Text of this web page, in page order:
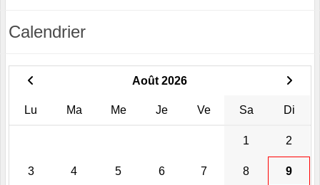
Calendrier
Août 2026
Lu Ma Me Je Ve Sa Di
1 2
3 4 5 6 7 8 9